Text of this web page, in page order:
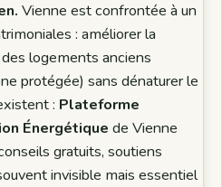
Vienne est confrontée à un
: améliorer la
logements anciens
protégée) sans dénaturer le
: Plateforme
Énergétique de Vienne
gratuits, soutiens
invisible mais essentiel